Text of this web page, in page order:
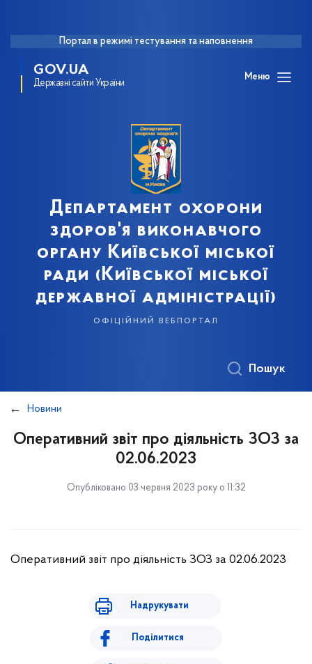
Портал в режимі тестування та наповнення
GOV.UA
Державні сайти України
Меню
Департамент охорони
здоров'я виконавчого
органу Київської міської
ради (Київської міської
державної адміністрації)
офіційний вебпортал
Пошук
Новини
Оперативний звіт про діяльність ЗОЗ за
02.06.2023
Опубліковано 03 червня 2023 року о 11:32
Оперативний звіт про діяльність ЗОЗ за 02.06.2023
Надрукувати
Поділитися